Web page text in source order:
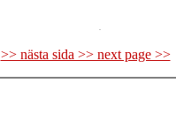
>> nästa sida >> next page >>